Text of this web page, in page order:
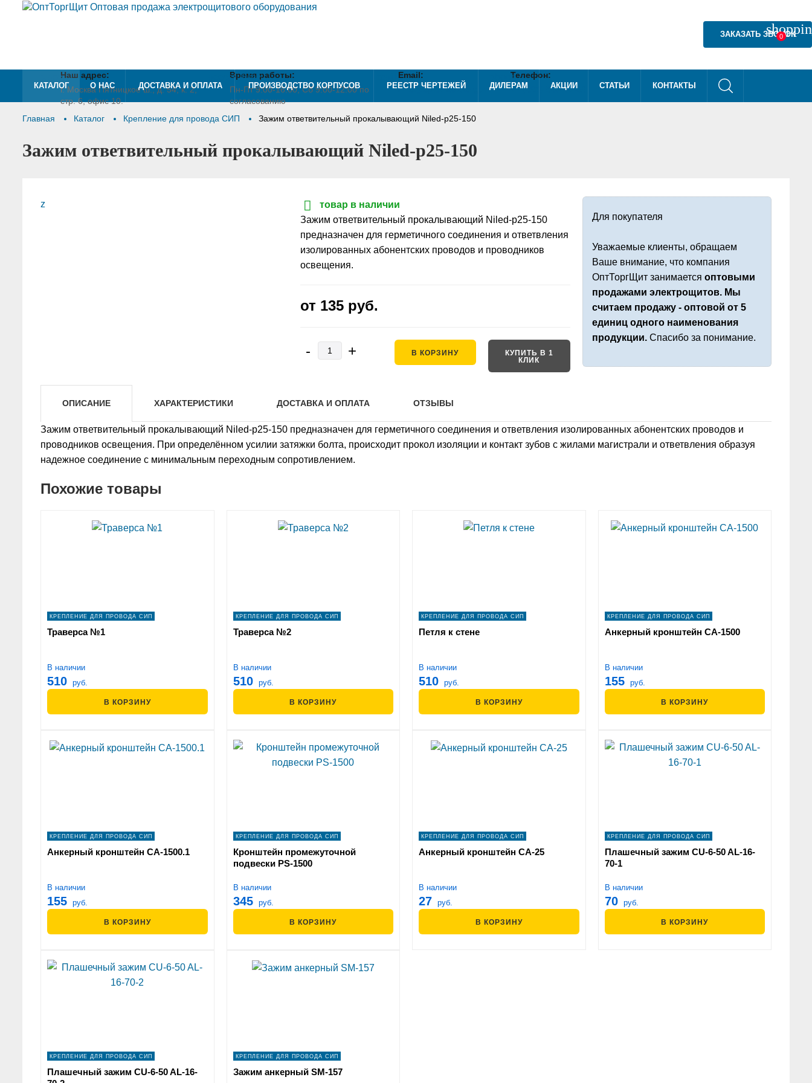
placeНаш адрес:
г. Москва Пятницкое ш., д. 54, к. 2,
стр. 6, офис 10.
access_time
Время работы:
Пн-Пт 9:00-16:00, Сб 9:00-12:00 по
согласованию
Email:
info@optshieldtorg.ru
phoneТелефон:
+7 (495) 540-40-08
ЗАКАЗАТЬ ЗВОНОК
КАТАЛОГ О НАС ДОСТАВКА И ОПЛАТА ПРОИЗВОДСТВО КОРПУСОВ РЕЕСТР ЧЕРТЕЖЕЙ ДИЛЕРАМ АКЦИИ СТАТЬИ КОНТАКТЫ
0
Главная Каталог Крепление для провода СИП Зажим ответвительный прокалывающий Niled-p25-150
Зажим ответвительный прокалывающий Niled-p25-150
z
товар в наличии
Зажим ответвительный прокалывающий Niled-p25-150
предназначен для герметичного соединения и ответвления
изолированных абонентских проводов и проводников
освещения.
от 135 руб.
- + В КОРЗИНУ
КУПИТЬ В 1
КЛИК
Для покупателя
Уважаемые клиенты, обращаем
Ваше внимание, что компания
ОптТоргЩит занимается оптовыми
продажами электрощитов. Мы
считаем продажу - оптовой от 5
единиц одного наименования
продукции.Спасибо за понимание.
ОПИСАНИЕ ХАРАКТЕРИСТИКИ ДОСТАВКА И ОПЛАТА ОТЗЫВЫ
Зажим ответвительный прокалывающий Niled-p25-150 предназначен для герметичного соединения и ответвления изолированных абонентских проводов и
проводников освещения. При определённом усилии затяжки болта, происходит прокол изоляции и контакт зубов с жилами магистрали и ответвления образуя
надежное соединение с минимальным переходным сопротивлением.
Похожие товары
КРЕПЛЕНИЕ ДЛЯ ПРОВОДА СИП
Траверса №1
В наличии
510 руб.
В КОРЗИНУ
КРЕПЛЕНИЕ ДЛЯ ПРОВОДА СИП
Траверса №2
В наличии
510 руб.
В КОРЗИНУ
КРЕПЛЕНИЕ ДЛЯ ПРОВОДА СИП
Петля к стене
В наличии
510 руб.
В КОРЗИНУ
КРЕПЛЕНИЕ ДЛЯ ПРОВОДА СИП
Анкерный кронштейн СА-1500
В наличии
155 руб.
В КОРЗИНУ
КРЕПЛЕНИЕ ДЛЯ ПРОВОДА СИП
Анкерный кронштейн СА-1500.1
В наличии
155 руб.
В КОРЗИНУ
КРЕПЛЕНИЕ ДЛЯ ПРОВОДА СИП
Кронштейн промежуточной
подвески PS-1500
В наличии
345 руб.
В КОРЗИНУ
КРЕПЛЕНИЕ ДЛЯ ПРОВОДА СИП
Анкерный кронштейн СА-25
В наличии
27 руб.
В КОРЗИНУ
КРЕПЛЕНИЕ ДЛЯ ПРОВОДА СИП
Плашечный зажим CU-6-50 AL-16-
70-1
В наличии
70 руб.
В КОРЗИНУ
КРЕПЛЕНИЕ ДЛЯ ПРОВОДА СИП
Плашечный зажим CU-6-50 AL-16-
КРЕПЛЕНИЕ ДЛЯ ПРОВОДА СИП
Зажим анкерный SM-157